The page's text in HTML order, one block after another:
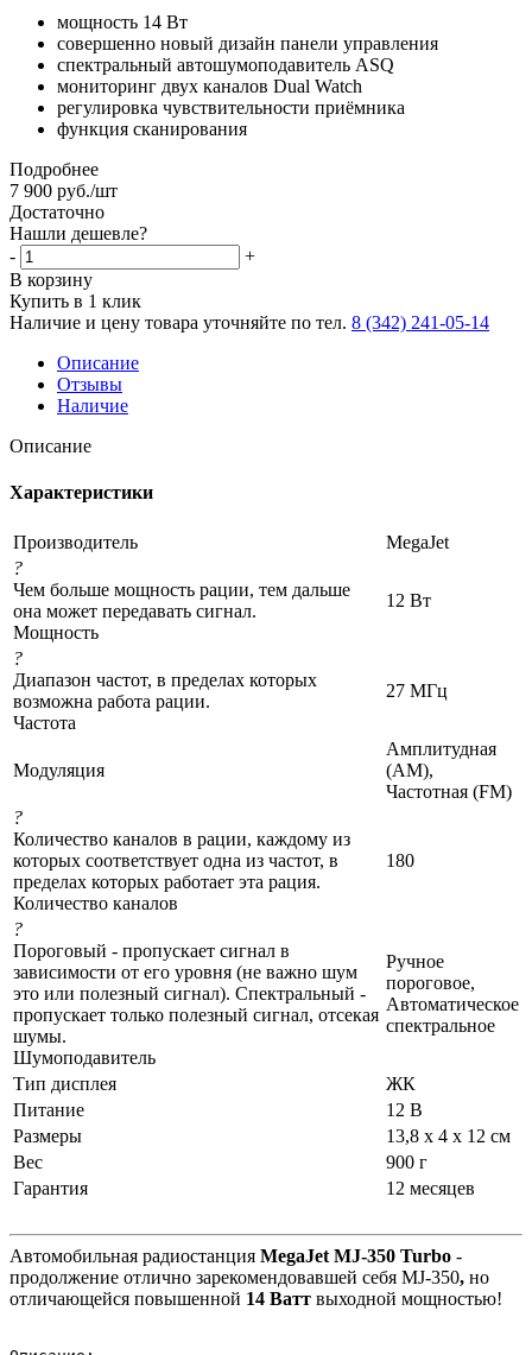
мощность 14 Вт
совершенно новый дизайн панели управления
спектральный автошумоподавитель ASQ
мониторинг двух каналов Dual Watch
регулировка чувствительности приёмника
функция сканирования
Подробнее
7 900 руб./шт
Достаточно
Нашли дешевле?
-
+
В корзину
Купить в 1 клик
Наличие и цену товара уточняйте по тел. 8 (342) 241-05-14
Описание
Отзывы
Наличие
Описание
Характеристики
Производитель
MegaJet
?
Чем больше мощность рации, тем дальше
она может передавать сигнал.
Мощность
12 Вт
?
Диапазон частот, в пределах которых
возможна работа рации.
Частота
27 МГц
Модуляция
Амплитудная
(AM),
Частотная (FM)
?
Количество каналов в рации, каждому из
которых соответствует одна из частот, в
пределах которых работает эта рация.
Количество каналов
180
?
Пороговый - пропускает сигнал в
зависимости от его уровня (не важно шум
это или полезный сигнал). Спектральный -
пропускает только полезный сигнал, отсекая
шумы.
Шумоподавитель
Ручное
пороговое,
Автоматическое
спектральное
Тип дисплея
ЖК
Питание
12 В
Размеры
13,8 х 4 х 12 см
Вес
900 г
Гарантия
12 месяцев
Автомобильная радиостанция MegaJet MJ-350 Turbo -
продолжение отлично зарекомендовавшей себя MJ-350, но
отличающейся повышенной 14 Ватт выходной мощностью!